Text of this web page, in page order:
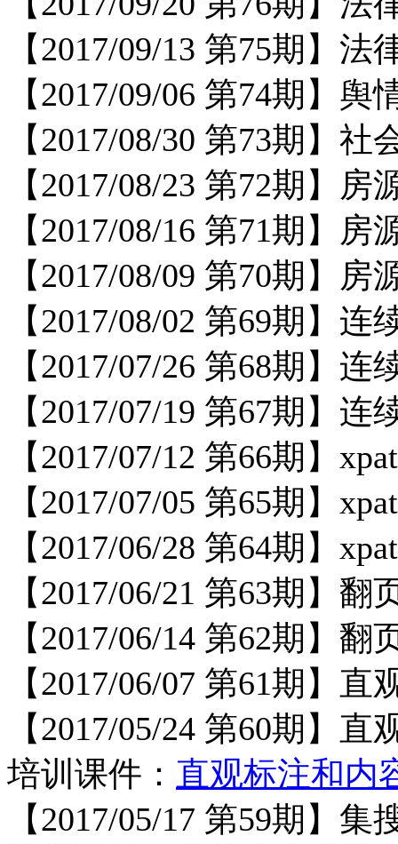
【2017/09/13 第75期】法
【2017/09/06 第74期】
【2017/08/30 第73期】
【2017/08/23 第72期】
【2017/08/16 第71期】
【2017/08/09 第70期】房
【2017/08/02 第69期】连
【2017/07/26 第68期】连
【2017/07/19 第67期】连
【2017/07/12 第66期】
【2017/07/05 第65期】
【2017/06/28 第64期】
【2017/06/21 第63期】翻
【2017/06/14 第62期】翻
【2017/06/07 第61期】
【2017/05/24 第60期】
培训课件： 直观标注和内
【2017/05/17 第59期】集